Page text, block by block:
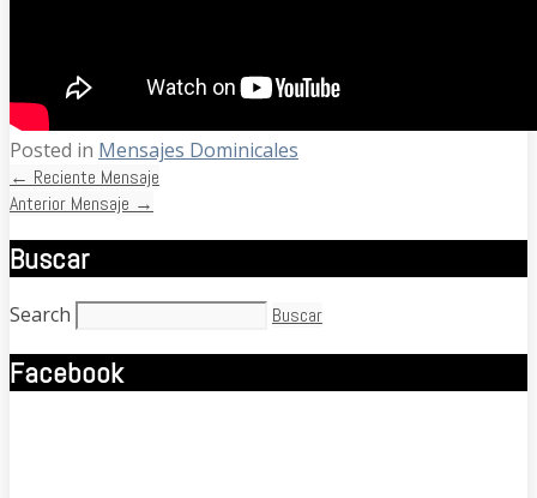
Posted in Mensajes Dominicales
← Reciente Mensaje
Anterior Mensaje →
Buscar
Search Buscar
Facebook